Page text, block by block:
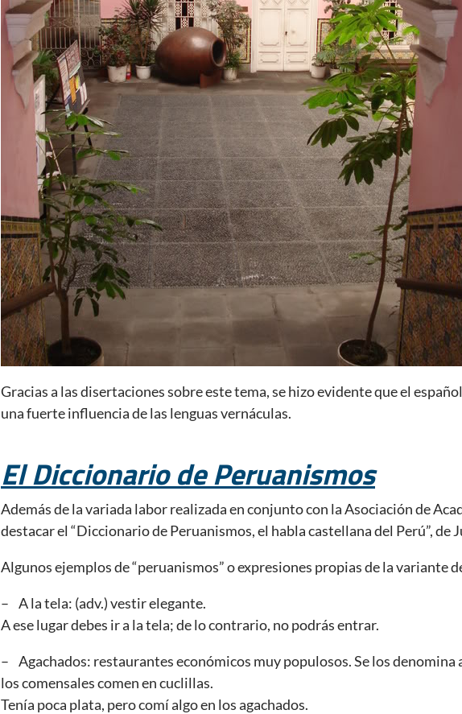
Gracias a las disertaciones sobre este tema, se hizo evidente que el
una fuerte influencia de las lenguas vernáculas.
El Diccionario de Peruanismos
Además de la variada labor realizada en conjunto con la Asociación de
destacar el “Diccionario de Peruanismos, el habla castellana del Perú”, de
Algunos ejemplos de “peruanismos” o expresiones propias de la variante
– A la tela: (adv.) vestir elegante.
A ese lugar debes ir a la tela; de lo contrario, no podrás entrar.
– Agachados: restaurantes económicos muy populosos. Se los denomina
los comensales comen en cuclillas.
Tenía poca plata, pero comí algo en los agachados.